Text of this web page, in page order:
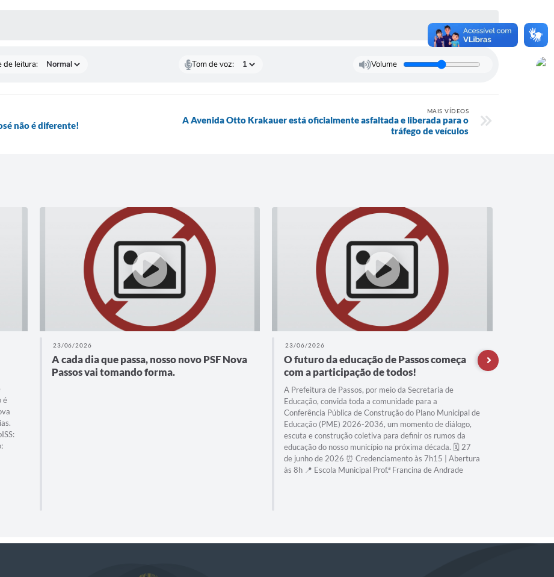
de leitura: Tom de voz: Volume
não é diferente!
MAIS VÍDEOS
A Avenida Otto Krakauer está oficialmente asfaltada e liberada para o
tráfego de veículos
é
23/06/2026
A cada dia que passa, nosso novo PSF Nova
Passos vai tomando forma.
23/06/2026
O futuro da educação de Passos começa
com a participação de todos!
A Prefeitura de Passos, por meio da Secretaria de
Educação, convida toda a comunidade para a
Conferência Pública de Construção do Plano Municipal de
Educação (PME) 2026-2036, um momento de diálogo,
escuta e construção coletiva para definir os rumos da
educação do nosso município na próxima década. 🗓️ 27
de junho de 2026 ⏰ Credenciamento às 7h15 | Abertura
às 8h 📍 Escola Municipal Prof.ª Francina de Andrade